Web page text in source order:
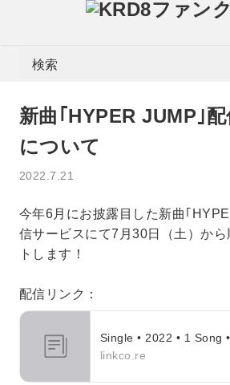
検索
新曲｢HYPER JUMP｣
について
2022.7.21
今年6月にお披露目した新曲｢
信サービスにて7月30日（土）か
トします！
配信リンク：
Single • 2022 • 1 Song
linkco.re